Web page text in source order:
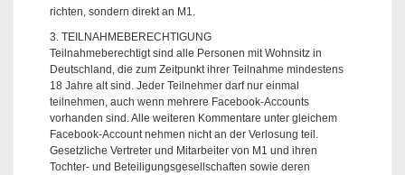
richten, sondern direkt an M1.
3. TEILNAHMEBERECHTIGUNG
Teilnahmeberechtigt sind alle Personen mit Wohnsitz in
Deutschland, die zum Zeitpunkt ihrer Teilnahme mindestens
18 Jahre alt sind. Jeder Teilnehmer darf nur einmal
teilnehmen, auch wenn mehrere Facebook-Accounts
vorhanden sind. Alle weiteren Kommentare unter gleichem
Facebook-Account nehmen nicht an der Verlosung teil.
Gesetzliche Vertreter und Mitarbeiter von M1 und ihren
Tochter- und Beteiligungsgesellschaften sowie deren